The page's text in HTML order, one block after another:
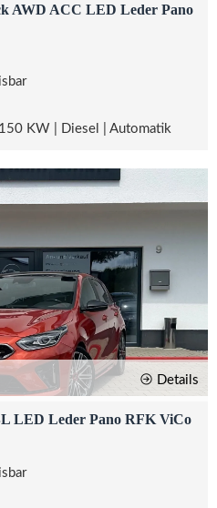
AWD ACC LED Leder Pano
KW | Diesel | Automatik
Details
LED Leder Pano RFK ViCo